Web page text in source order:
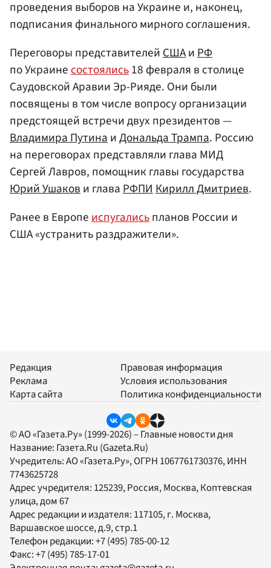
проведения выборов на Украине и, наконец,
подписания финального мирного соглашения.
Переговоры представителейСШАиРФ
по Украинесостоялись18 февраля в столице
Саудовской Аравии Эр-Рияде. Они были
посвящены в том числе вопросу организации
предстоящей встречи двух президентов —
Владимира ПутинаиДональда Трампа. Россию
на переговорах представляли глава МИД
Сергей Лавров, помощник главы государства
Юрий Ушакови главаРФПИКирилл Дмитриев.
Ранее в Европеиспугалисьпланов России и
США «устранить раздражители».
Редакция
Реклама
Карта сайта
Правовая информация
Условия использования
Политика конфиденциальности
© АО «Газета.Ру» (1999-2026) – Главные новости дня
Название: Газета.Ru (Gazeta.Ru)
Учредитель:АО «Газета.Ру», ОГРН 1067761730376, ИНН
7743625728
Адрес учредителя: 125239, Россия, Москва, Коптевская
улица, дом 67
Адрес редакции и издателя: 117105, г. Москва,
Варшавское шоссе, д.9, стр.1
Телефон редакции:+7 (495) 785-00-12
Факс:+7 (495) 785-17-01